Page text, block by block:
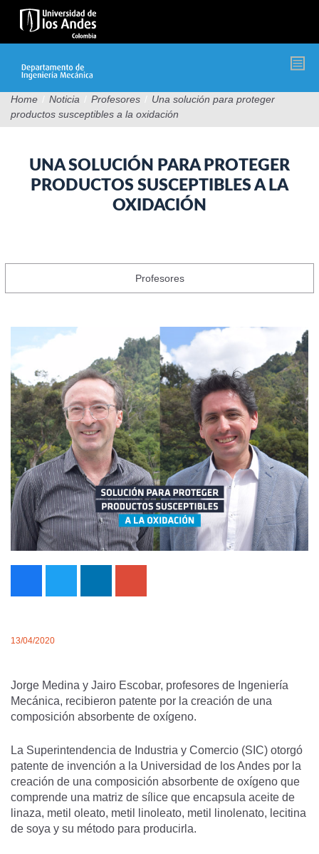
Pasar
contenido
Home / Noticia / Profesores / Una solución para proteger
productos susceptibles a la oxidación
UNA SOLUCIÓN PARA PROTEGER
PRODUCTOS SUSCEPTIBLES A LA
OXIDACIÓN
Profesores
13/04/2020
Jorge Medina y Jairo Escobar, profesores de Ingeniería
Mecánica, recibieron patente por la creación de una
composición absorbente de oxígeno.
La Superintendencia de Industria y Comercio (SIC) otorgó
patente de invención a la Universidad de los Andes por la
creación de una composición absorbente de oxígeno que
comprende una matriz de sílice que encapsula aceite de
linaza, metil oleato, metil linoleato, metil linolenato, lecitina
de soya y su método para producirla.